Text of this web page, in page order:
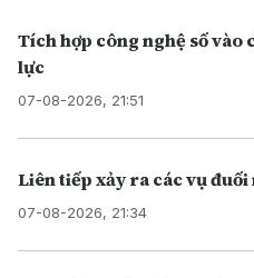
Tích hợp công nghệ số
lực
07-08-2026, 21:51
Liên tiếp xảy ra các vụ
07-08-2026, 21:34